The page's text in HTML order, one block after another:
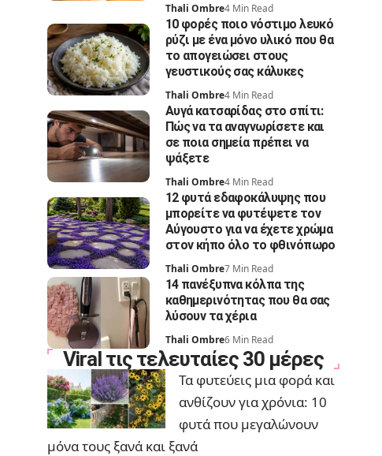
Thali Ombre4 Min Read
10 φορές ποιο νόστιμο λευκό
ρύζι με ένα μόνο υλικό που θα
το απογειώσει στους
γευστικούς σας κάλυκες
Thali Ombre4 Min Read
Αυγά κατσαρίδας στο σπίτι:
Πώς να τα αναγνωρίσετε και
σε ποια σημεία πρέπει να
ψάξετε
Thali Ombre4 Min Read
12 φυτά εδαφοκάλυψης που
μπορείτε να φυτέψετε τον
Αύγουστο για να έχετε χρώμα
στον κήπο όλο το φθινόπωρο
Thali Ombre7 Min Read
14 πανέξυπνα κόλπα της
καθημερινότητας που θα σας
λύσουν τα χέρια
Thali Ombre6 Min Read
Viral τις τελευταίες 30 μέρες
Τα φυτεύεις μια φορά και
ανθίζουν για χρόνια: 10
φυτά που μεγαλώνουν
μόνα τους ξανά και ξανά